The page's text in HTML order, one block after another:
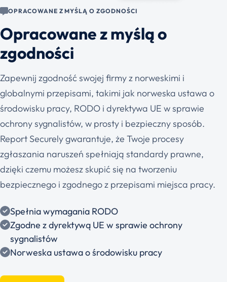
OPRACOWANE Z MYŚLĄ O ZGODNOŚCI
Opracowane z myślą o
zgodności
Zapewnij zgodność swojej firmy z norweskimi i
globalnymi przepisami, takimi jak norweska ustawa o
środowisku pracy, RODO i dyrektywa UE w sprawie
ochrony sygnalistów, w prosty i bezpieczny sposób.
Report Securely gwarantuje, że Twoje procesy
zgłaszania naruszeń spełniają standardy prawne,
dzięki czemu możesz skupić się na tworzeniu
bezpiecznego i zgodnego z przepisami miejsca pracy.
Spełnia wymagania RODO
Zgodne z dyrektywą UE w sprawie ochrony
sygnalistów
Norweska ustawa o środowisku pracy